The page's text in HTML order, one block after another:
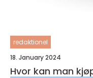
redaktionel
18. January 2024
Hvor kan man